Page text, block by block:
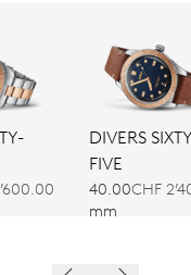
DIVERS
FIVE
40.00
mm
CHF